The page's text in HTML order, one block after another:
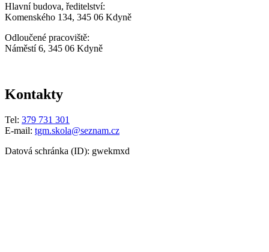
Hlavní budova, ředitelství:
Komenského 134, 345 06 Kdyně
Odloučené pracoviště:
Náměstí 6, 345 06 Kdyně
Kontakty
Tel: 379 731 301
E-mail: tgm.skola@seznam.cz
Datová schránka (ID): gwekmxd